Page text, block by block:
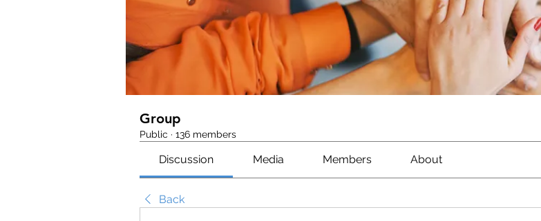
Group
Public · 136 members
Discussion Media Members About
Back